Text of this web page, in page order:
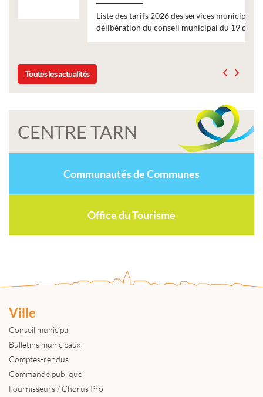
Liste des tarifs 2026 des services municipaux,
délibération du conseil municipal du 19 décembre 2025
Toutes les actualités
CENTRE TARN
Communautés de Communes
Office du Tourisme
Ville
Conseil municipal
Bulletins municipaux
Comptes-rendus
Commande publique
Fournisseurs / Chorus Pro